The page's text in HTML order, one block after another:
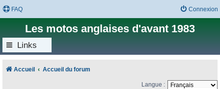
FAQ Connexion
Les motos anglaises d'avant 1983
Links
Accueil Accueil du forum
Langue :